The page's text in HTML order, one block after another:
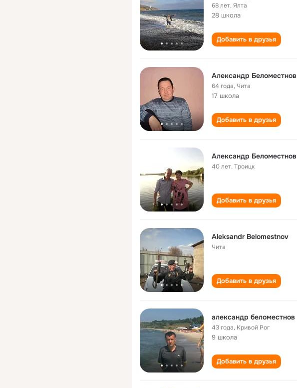
68 лет,Ялта
28 школа
Добавить в друзья
Александр Беломестнов
64 года,Чита
17 школа
Добавить в друзья
Александр Беломестнов
40 лет,Троицк
Добавить в друзья
Aleksandr Belomestnov
Чита
Добавить в друзья
александр беломестнов
43 года, Кривой Рог
9 школа
Добавить в друзья